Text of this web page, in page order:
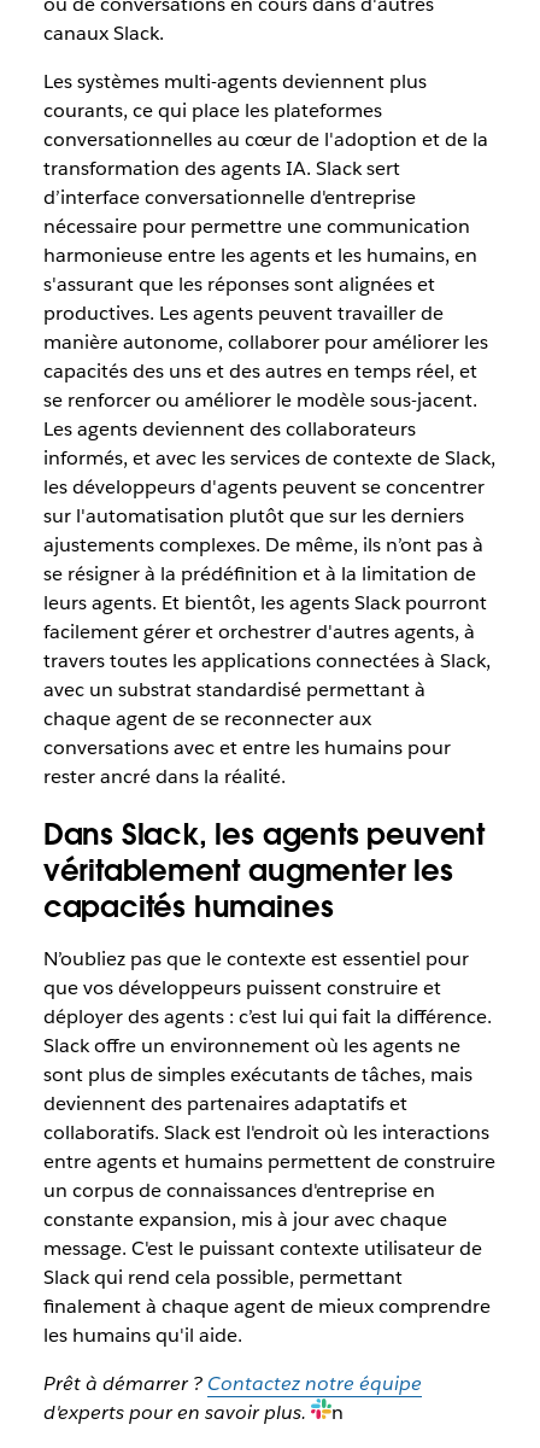
canaux Slack.
Les systèmes multi-agents deviennent plus
courants, ce qui place les plateformes
conversationnelles au cœur de l'adoption et de la
transformation des agents IA. Slack sert
d’interface conversationnelle d'entreprise
nécessaire pour permettre une communication
harmonieuse entre les agents et les humains, en
s'assurant que les réponses sont alignées et
productives. Les agents peuvent travailler de
manière autonome, collaborer pour améliorer les
capacités des uns et des autres en temps réel, et
se renforcer ou améliorer le modèle sous-jacent.
Les agents deviennent des collaborateurs
informés, et avec les services de contexte de Slack,
les développeurs d'agents peuvent se concentrer
sur l'automatisation plutôt que sur les derniers
ajustements complexes. De même, ils n’ont pas à
se résigner à la prédéfinition et à la limitation de
leurs agents. Et bientôt, les agents Slack pourront
facilement gérer et orchestrer d'autres agents, à
travers toutes les applications connectées à Slack,
avec un substrat standardisé permettant à
chaque agent de se reconnecter aux
conversations avec et entre les humains pour
rester ancré dans la réalité.
Dans Slack, les agents peuvent
véritablement augmenter les
capacités humaines
N’oubliez pas que le contexte est essentiel pour
que vos développeurs puissent construire et
déployer des agents : c’est lui qui fait la différence.
Slack offre un environnement où les agents ne
sont plus de simples exécutants de tâches, mais
deviennent des partenaires adaptatifs et
collaboratifs. Slack est l'endroit où les interactions
entre agents et humains permettent de construire
un corpus de connaissances d'entreprise en
constante expansion, mis à jour avec chaque
message. C'est le puissant contexte utilisateur de
Slack qui rend cela possible, permettant
finalement à chaque agent de mieux comprendre
les humains qu'il aide.
Prêt à démarrer ? Contactez notre équipe
d'experts pour en savoir plus.
n